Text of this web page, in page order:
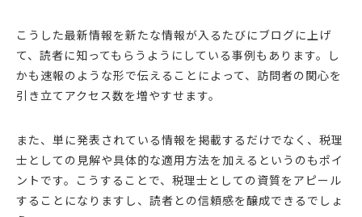
こうした最新情報を新たな情報が入るたびにブログに上げ
て、読者に知ってもらうようにしている事例もあります。し
かも速報のような形で伝えることによって、訪問者の関心を
引き立てアクセス数を増やすせます。
また、単に発表されている情報を掲載するだけでなく、税理
士としての見解や具体的な適用方法を加えるというのもポイ
ントです。こうすることで、税理士としての資質をアピール
することになりますし、読者との信頼感を醸成できるでしょ